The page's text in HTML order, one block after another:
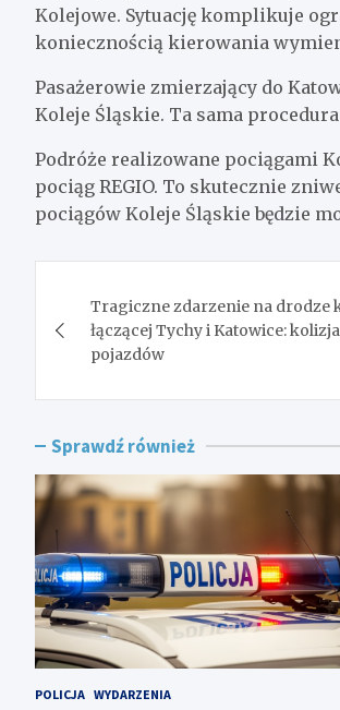
Kolejowe. Sytuację komplikuje
koniecznością kierowania
Pasażerowie zmierzający do
Koleje Śląskie. Ta sama
Podróże realizowane pociągami
pociąg REGIO. To skutecznie
pociągów Koleje Śląskie będzie
wpisu
Tragiczne zdarzenie na drodze
łączącej Tychy i Katowice:
pojazdów
Sprawdź również
POLICJA WYDARZENIA